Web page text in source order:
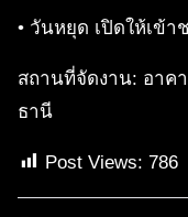
• วันหยุด เปิดให้เข้า
สถานที่จัดงาน: อาคา
ธานี
Post Views: 786